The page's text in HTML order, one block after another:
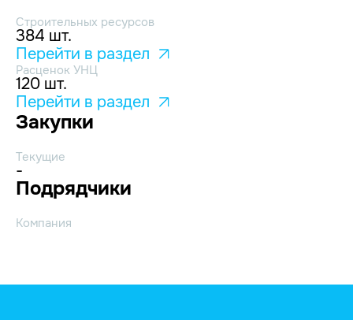
Строительных ресурсов
384 шт.
Перейти в раздел
Расценок УНЦ
120 шт.
Перейти в раздел
Закупки
Текущие
-
Подрядчики
Компания